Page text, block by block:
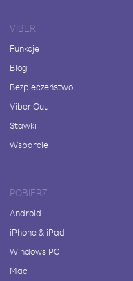
VIBER
Funkcje
Blog
Bezpieczeństwo
Viber Out
Stawki
Wsparcie
POBIERZ
Android
iPhone & iPad
Windows PC
Mac